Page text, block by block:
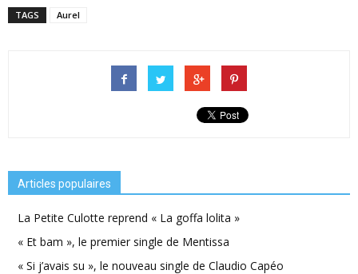
TAGS Aurel
Articles populaires
La Petite Culotte reprend « La goffa lolita »
« Et bam », le premier single de Mentissa
« Si j’avais su », le nouveau single de Claudio Capéo